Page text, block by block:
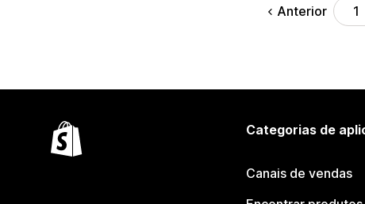
Anterior 1
Categorias de
Canais de vendas